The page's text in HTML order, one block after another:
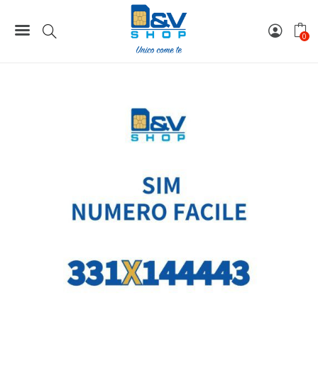
0
SIM Tim Numero Facile 331X144443 Da Attivare